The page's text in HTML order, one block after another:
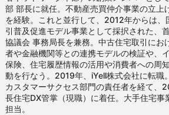
部 部長に就任。不動産売買仲介事業の立上
を経験。これと並行して、2012年からは、
引普及促進モデル事業として採択された、
協議会 事務局長を兼務。中古住宅取引にお
者や金融機関等との連携モデルの検証や、
保険、住宅履歴情報の活用や消費者への周
動を行なう。2019年、iYell株式会社に転職
カスタマーサクセス部門の責任者を経て、
長住宅DX管掌（現職）に着任。大手住宅事
担当。